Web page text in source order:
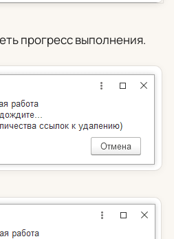
прогресс выполнения.